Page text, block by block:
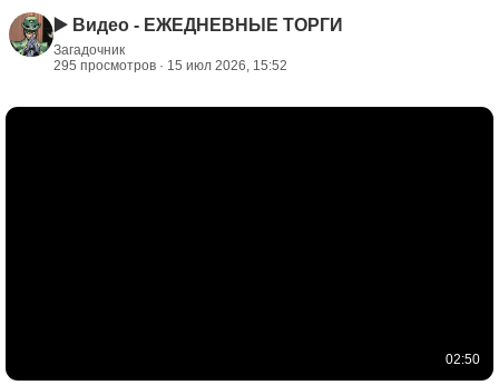
▶️ Видео - ЕЖЕДНЕВНЫЕ ТОРГИ
Загадочник
295 просмотров · 15 июл 2026, 15:52
02:50